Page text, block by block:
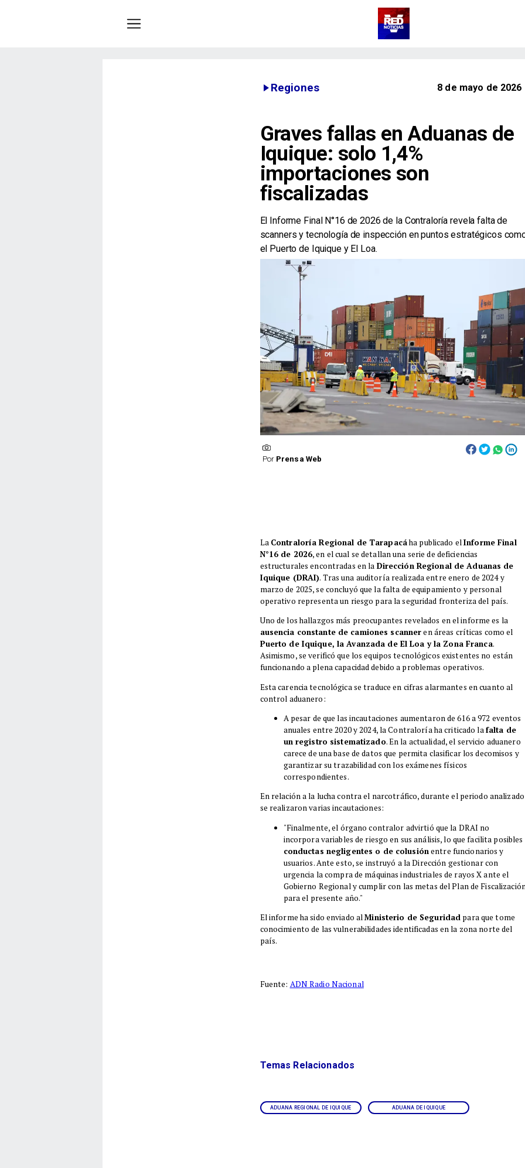
Regiones 8 de mayo de 2026
Graves fallas en Aduanas de
Iquique: solo 1,4%
importaciones son
fiscalizadas
El Informe Final N°16 de 2026 de la Contraloría revela falta de
scanners y tecnología de inspección en puntos estratégicos
el Puerto de Iquique y El Loa.
Por Prensa Web
La Contraloría Regional de Tarapacáha publicado elInforme Final
N°16 de 2026, en el cual se detallan una serie de deficiencias
estructurales encontradas en la Dirección Regional de Aduanas de
Iquique (DRAI). Tras una auditoría realizada entre enero de 2024 y
marzo de 2025, se concluyó que la falta de equipamiento y personal
operativo representa un riesgo para la seguridad fronteriza del país.
Uno de los hallazgos más preocupantes revelados en el informe es la
ausencia constante de camiones scanneren áreas críticas como el
Puerto de Iquique, la Avanzada de El Loa y la Zona Franca.
Asimismo, se verificó que los equipos tecnológicos existentes no están
funcionando a plena capacidad debido a problemas operativos.
Esta carencia tecnológica se traduce en cifras alarmantes en cuanto al
control aduanero:
A pesar de que las incautaciones aumentaron de 616 a 972 eventos
anuales entre 2020 y 2024, la Contraloría ha criticado lafalta de
un registro sistematizado. En la actualidad, el servicio aduanero
carece de una base de datos que permita clasificar los decomisos y
garantizar su trazabilidad con los exámenes físicos
correspondientes.
En relación a la lucha contra el narcotráfico, durante el periodo analizado
se realizaron varias incautaciones:
"Finalmente, el órgano contralor advirtió que la DRAI no
incorpora variables de riesgo en sus análisis, lo que facilita posibles
conductas negligentes o de colusiónentre funcionarios y
usuarios. Ante esto, se instruyó a la Dirección gestionar con
urgencia la compra de máquinas industriales de rayos X ante el
Gobierno Regional y cumplir con las metas del Plan de
para el presente año."
El informe ha sido enviado alMinisterio de Seguridad para que tome
conocimiento de las vulnerabilidades identificadas en la zona norte del
país.
Fuente: ADN Radio Nacional
ADUANA REGIONAL DE IQUIQUE ADUANA DE IQUIQUE
Temas Relacionados